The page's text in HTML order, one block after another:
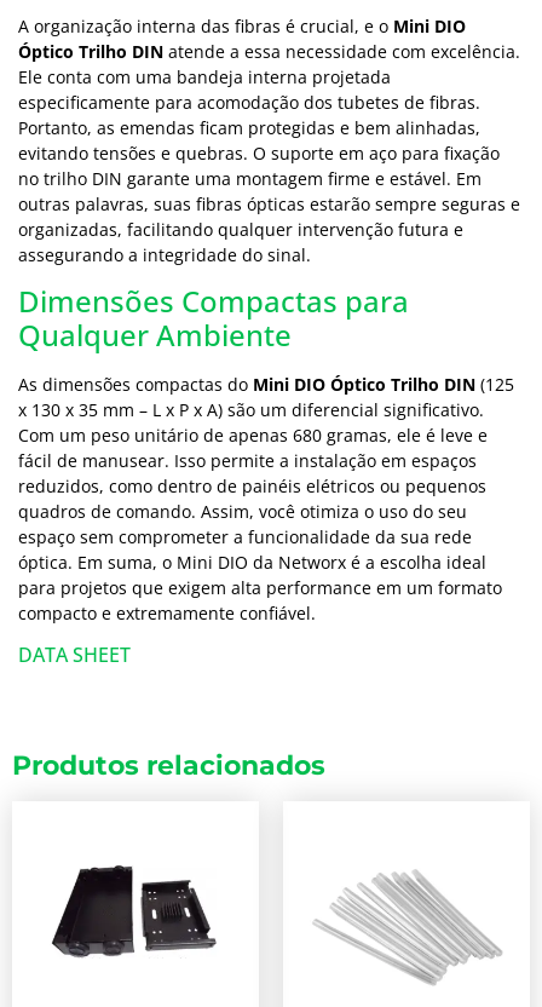
A organização interna das fibras é crucial, e o Mini DIO
Óptico Trilho DIN atende a essa necessidade com excelência.
Ele conta com uma bandeja interna projetada
especificamente para acomodação dos tubetes de fibras.
Portanto, as emendas ficam protegidas e bem alinhadas,
evitando tensões e quebras. O suporte em aço para fixação
no trilho DIN garante uma montagem firme e estável. Em
outras palavras, suas fibras ópticas estarão sempre seguras e
organizadas, facilitando qualquer intervenção futura e
assegurando a integridade do sinal.
Dimensões Compactas para
Qualquer Ambiente
As dimensões compactas do Mini DIO Óptico Trilho DIN (125
x 130 x 35 mm – L x P x A) são um diferencial significativo.
Com um peso unitário de apenas 680 gramas, ele é leve e
fácil de manusear. Isso permite a instalação em espaços
reduzidos, como dentro de painéis elétricos ou pequenos
quadros de comando. Assim, você otimiza o uso do seu
espaço sem comprometer a funcionalidade da sua rede
óptica. Em suma, o Mini DIO da Networx é a escolha ideal
para projetos que exigem alta performance em um formato
compacto e extremamente confiável.
DATA SHEET
Produtos relacionados